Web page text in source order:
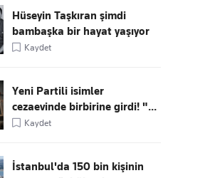
Hüseyin Taşkıran şimdi
bambaşka bir hayat yaşıyor
Kaydet
Yeni Partili isimler
cezaevinde birbirine girdi! "...
Kaydet
İstanbul'da 150 bin kişinin